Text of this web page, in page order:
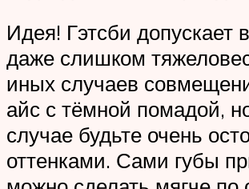
Идея! Гэтсби допускает
даже слишком
иных случаев
айс с тёмной помадой,
случае будьте очень
оттенками. Сами губы